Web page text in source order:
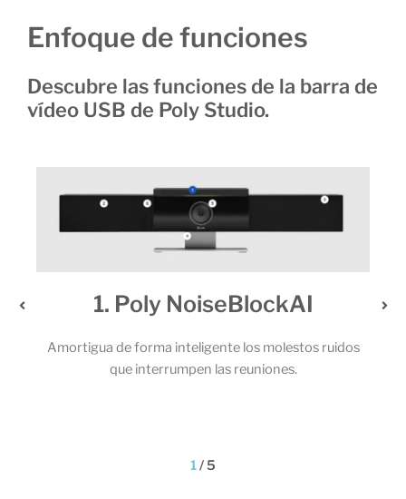
Enfoque de funciones
Descubre las funciones de la barra de
vídeo USB de Poly Studio.
NoiseBlockAI
inteligente los molestos ruidos
las reuniones.
2. Un audio
Los potentes altavoces
micrófonos permiten que
1/5